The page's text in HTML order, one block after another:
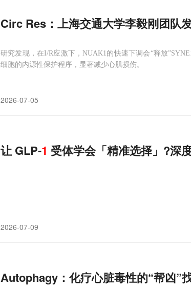
Circ Res：上海交通大学李毅刚团队
研究发现，在I/R应激下，NUAK1的快速下调会“释放
细胞的内源性保护程序，显著减少心肌损伤。
2026-07-05
让 GLP-1 受体学会「精准选择」?深
2026-07-09
Autophagy：化疗心脏毒性的“帮凶”